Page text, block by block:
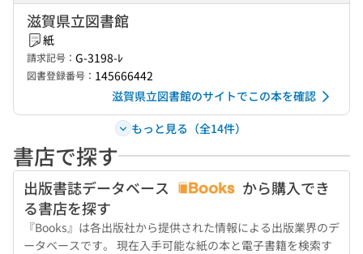
滋賀県立図書館
紙
請求記号： G-3198-ﾚ
図書登録番号： 145666442
滋賀県立図書館のサイトでこの本を確認
もっと見る（全14件）
書店で探す
出版書誌データベース
から購入でき
る書店を探す
『Books』は各出版社から提供された情報による出版業界のデ
ータベースです。 現在入手可能な紙の本と電子書籍を検索す